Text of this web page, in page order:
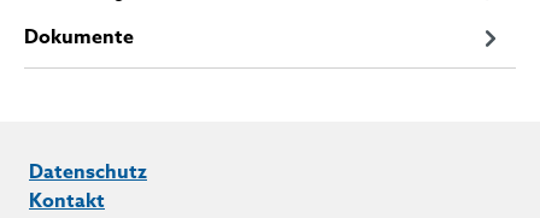
Dokumente
Datenschutz
Kontakt